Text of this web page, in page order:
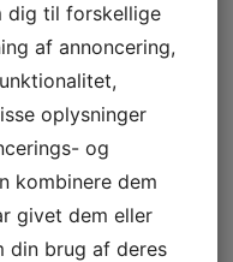
dig til forskellige
af annoncering,
oplysninger
og
kombinere dem
givet dem eller
din brug af deres